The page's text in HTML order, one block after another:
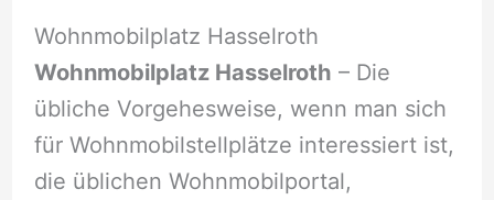
Wohnmobilplatz Hasselroth
Wohnmobilplatz Hasselroth – Die
übliche Vorgehesweise, wenn man sich
für Wohnmobilstellplätze interessiert ist,
die üblichen Wohnmobilportal,